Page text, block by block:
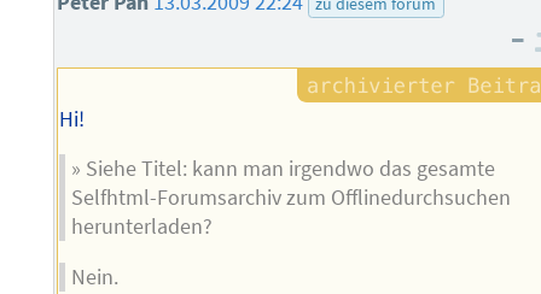
–
Hi!
» Siehe Titel: kann man irgendwo das gesamte
Selfhtml-Forumsarchiv zum Offlinedurchsuchen
herunterladen?
Nein.